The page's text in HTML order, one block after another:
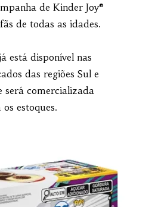
de Kinder Joy®
de todas as idades.
está disponível nas
das regiões Sul e
será comercializada
estoques.